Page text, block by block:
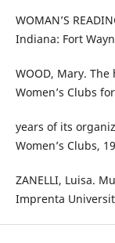
WOMAN’S
Indiana: Fort
WOOD, Mary.
Women’s Clubs
years of its
Women’s Clubs,
ZANELLI, Luisa.
Imprenta